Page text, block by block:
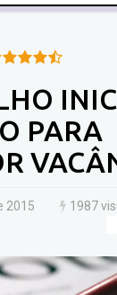
PARA
2015 1987